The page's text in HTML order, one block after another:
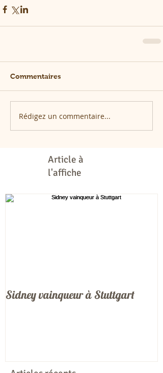
Commentaires
Rédigez un commentaire...
Article à
l'affiche
Sidney vainqueur à Stuttgart